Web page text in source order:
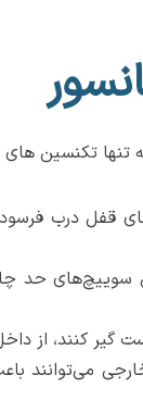
قفل درب
حد
گیر کنند، از
می‌توانند